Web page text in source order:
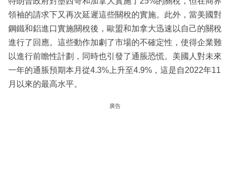
領袖的請求下又再次延遲這些關稅的實施。此外，當美國對
鋼鐵和鋁進口實施關稅後，歐盟和加拿大迅速以自己的關稅
進行了回應。這些動作加劇了市場的不確定性，使得企業難
以進行前瞻性計劃，同時也引發了通脹恐慌。美國人對未來
一年的通脹預期本月從4.3%上升至4.9%，這是自2022年11
月以來的最高水平。
廣告